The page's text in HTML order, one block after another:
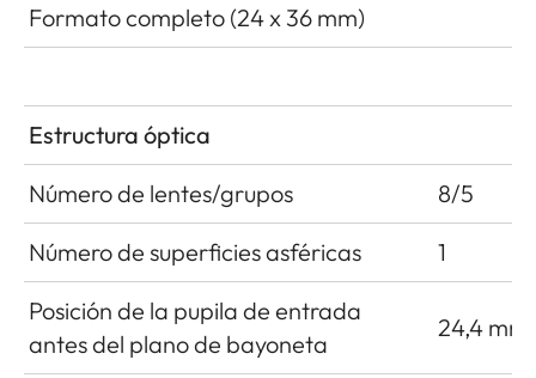
Formato completo (24 x 36 mm)
Estructura óptica
Número de lentes/grupos
8/5
Número de superficies asféricas
1
Posición de la pupila de entrada
antes del plano de bayoneta
24,4 mm